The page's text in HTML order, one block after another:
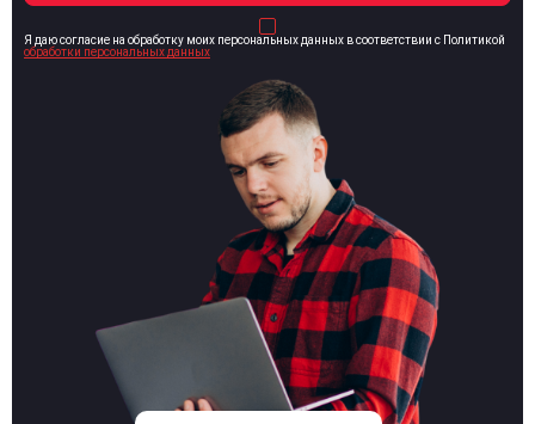
Я даю согласие на обработку моих персональных данных в соответствии с Политикой
обработки персональных данных